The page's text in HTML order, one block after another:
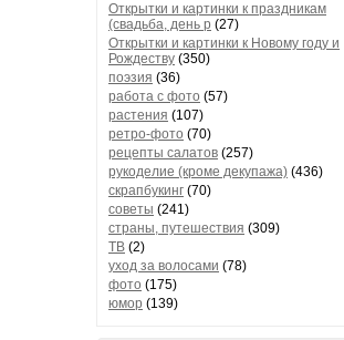
Открытки и картинки к праздникам
(свадьба, день р (27)
Открытки и картинки к Новому году и
Рождеству (350)
поэзия (36)
работа с фото (57)
растения (107)
ретро-фото (70)
рецепты салатов (257)
рукоделие (кроме декупажа) (436)
скрапбукинг (70)
советы (241)
страны, путешествия (309)
ТВ (2)
уход за волосами (78)
фото (175)
юмор (139)